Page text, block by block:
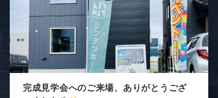
完成見学会へのご来場、ありがとうござ